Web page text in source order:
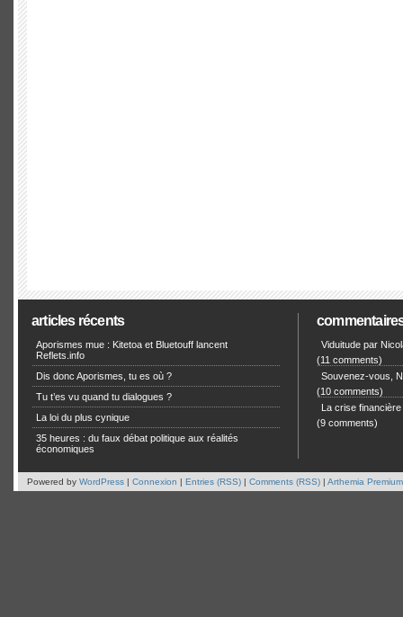
articles récents
Aporismes mue : Kitetoa et Bluetouff lancent
Reflets.info
Dis donc Aporismes, tu es où ?
Tu t’es vu quand tu dialogues ?
La loi du plus cynique
35 heures : du faux débat politique aux réalités
économiques
Viduitude par
(11 comments)
Souvenez-vous,
(10 comments)
La crise
(9 comments)
Powered by WordPress | Connexion | Entries (RSS) | Comments (RSS) | Arthemia Premium